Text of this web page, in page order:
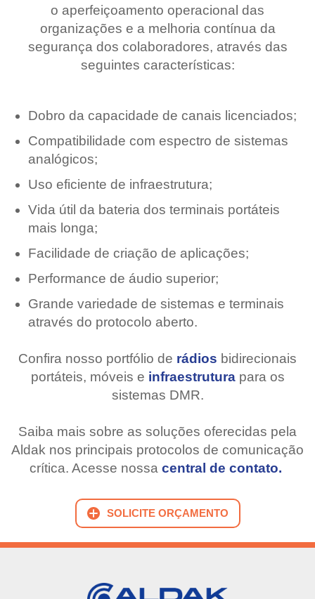
o aperfeiçoamento operacional das
organizações e a melhoria contínua da
segurança dos colaboradores, através das
seguintes características:
Dobro da capacidade de canais licenciados;
Compatibilidade com espectro de sistemas
analógicos;
Uso eficiente de infraestrutura;
Vida útil da bateria dos terminais portáteis
mais longa;
Facilidade de criação de aplicações;
Performance de áudio superior;
Grande variedade de sistemas e terminais
através do protocolo aberto.
Confira nosso portfólio de rádios bidirecionais
portáteis, móveis e infraestruturapara os
sistemas DMR.
Saiba mais sobre as soluções oferecidas pela
Aldak nos principais protocolos de comunicação
crítica. Acesse nossa central de contato.
SOLICITE ORÇAMENTO